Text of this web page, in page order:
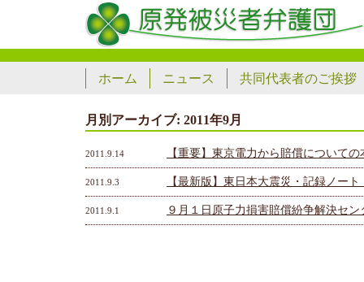
ホーム ニュース 共同代表者のご挨拶
月別アーカイブ: 2011年9月
2011.9.14 【重要】東京電力から賠償について
2011.9.3 【最新版】東日本大震災・記録ノー
2011.9.1 ９月１日原子力損害賠償紛争解決セン